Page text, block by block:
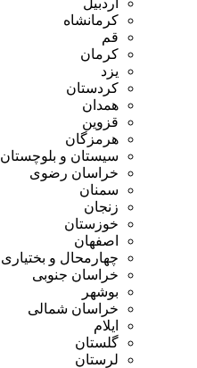
کرمانشاه
قم
کرمان
یزد
کردستان
همدان
قزوین
هرمزگان
سیستان و بلوچستان
خراسان رضوی
سمنان
زنجان
خوزستان
اصفهان
چهارمحال و بختیاری
خراسان جنوبی
بوشهر
خراسان شمالی
ایلام
گلستان
لرستان